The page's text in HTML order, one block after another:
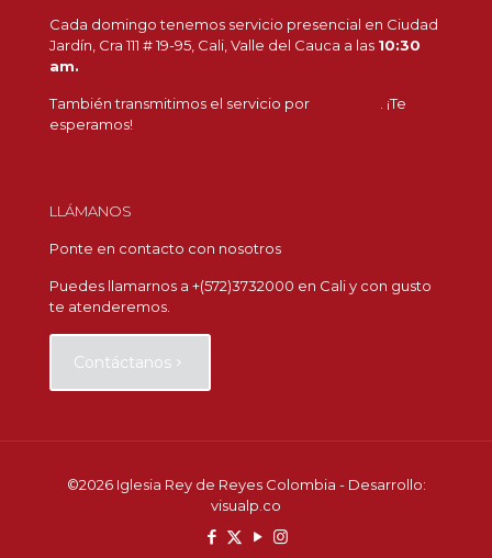
Cada domingo tenemos servicio presencial en Ciudad
Jardín, Cra 111 # 19-95, Cali, Valle del Cauca a las 10:30
am.
También transmitimos el servicio por
. ¡Te
esperamos!
LLÁMANOS
Ponte en contacto con nosotros
Puedes llamarnos a +(572)3732000 en Cali y con gusto
te atenderemos.
Contáctanos
©2026 Iglesia Rey de Reyes Colombia - Desarrollo:
visualp.co